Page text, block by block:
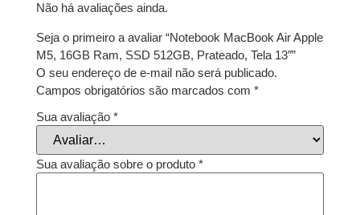
Não há avaliações ainda.
Seja o primeiro a avaliar “Notebook MacBook Air Apple
M5, 16GB Ram, SSD 512GB, Prateado, Tela 13″”
O seu endereço de e-mail não será publicado.
Campos obrigatórios são marcados com *
Sua avaliação *
Sua avaliação sobre o produto *